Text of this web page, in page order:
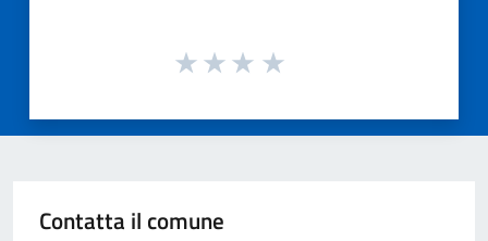
Contatta il comune